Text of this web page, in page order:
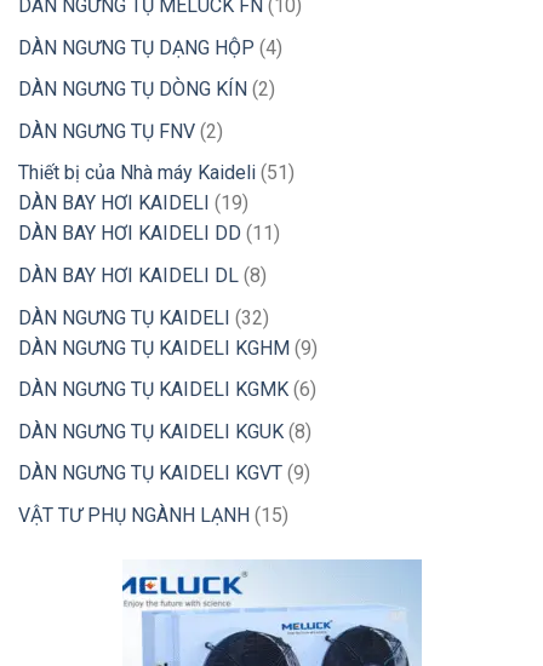
phẩm
DÀN NGƯNG TỤ MELUCK FN 10
DÀN NGƯNG TỤ DẠNG HỘP 44
DÀN NGƯNG TỤ DÒNG KÍN 22
DÀN NGƯNG TỤ FNV 22
sản
phẩm
Thiết bị của Nhà máy Kaideli 51 51
DÀN BAY HƠI KAIDELI 1919
sản
phẩm
DÀN BAY HƠI KAIDELI DD 11 11
DÀN BAY HƠI KAIDELI DL 88
sản
phẩm
DÀN NGƯNG TỤ KAIDELI 3232
sản
phẩm
DÀN NGƯNG TỤ KAIDELI KGHM 99
sản
phẩm
DÀN NGƯNG TỤ KAIDELI KGMK 66
DÀN NGƯNG TỤ KAIDELI KGUK 88
sản
phẩm
DÀN NGƯNG TỤ KAIDELI KGVT 99
VẬT TƯ PHỤ NGÀNH LẠNH 1515